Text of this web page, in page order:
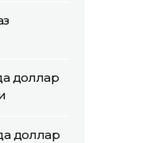
доллар
доллар